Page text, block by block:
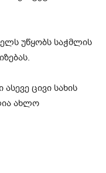
უწყობს საჭმლის
ცივი სახის
ახლო